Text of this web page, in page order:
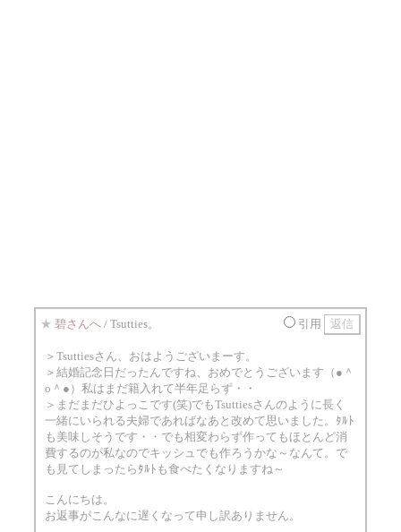
★ 碧さんへ / Tsutties。 引用
＞Tsuttiesさん、おはようございまーす。
＞結婚記念日だったんですね、おめでとうございます（●＾
o＾●）私はまだ籍入れて半年足らず・・
＞まだまだひよっこです(笑)でもTsuttiesさんのように長く
一緒にいられる夫婦であればなあと改めて思いました。ﾀﾙﾄ
も美味しそうです・・でも相変わらず作ってもほとんど消
費するのが私なのでキッシュでも作ろうかな～なんて。で
も見てしまったらﾀﾙﾄも食べたくなりますね～
こんにちは。
お返事がこんなに遅くなって申し訳ありません。